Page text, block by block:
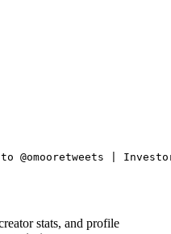
@omooretweets |
stats, and profile